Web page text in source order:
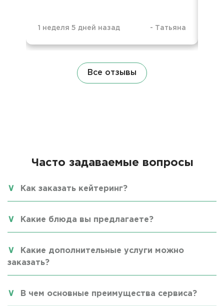
1 неделя 5 дней назад - Татьяна
Все отзывы
Часто задаваемые вопросы
Как заказать кейтеринг?
Какие блюда вы предлагаете?
Какие дополнительные услуги можно
заказать?
В чем основные преимущества сервиса?